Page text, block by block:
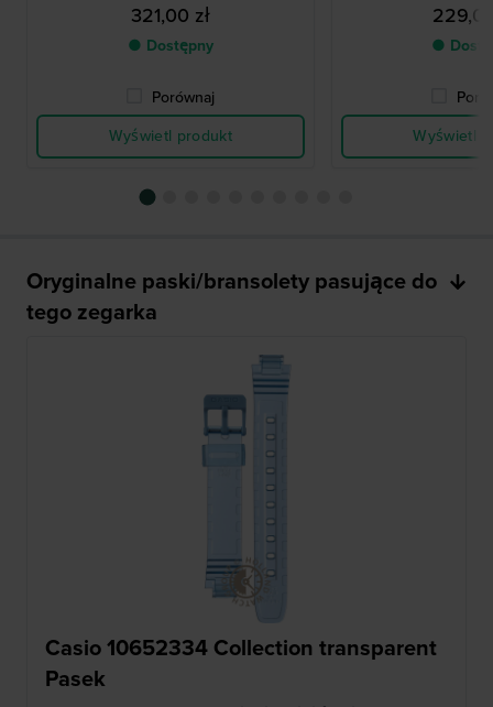
321,00 zł
● Dostępny
Porównaj
Wyświetl produkt
●
Wyświetl
Oryginalne paski/bransolety pasujące do
tego zegarka
Casio 10652334 Collection transparent
Pasek